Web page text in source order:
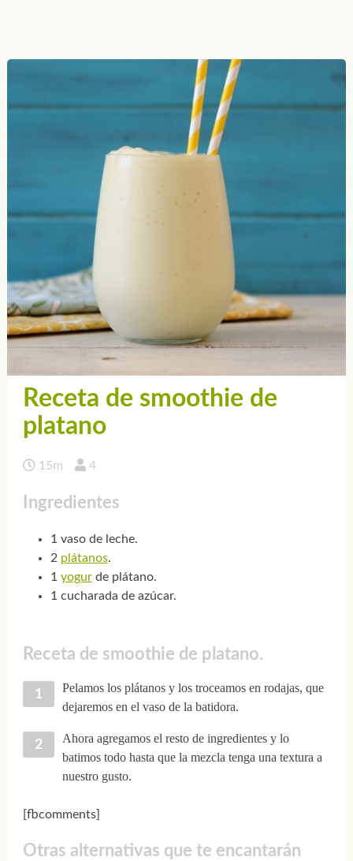
Receta de smoothie de
platano
15m 4
Ingredientes
1 vaso de leche.
2 plátanos.
1 yogurde plátano.
1 cucharada de azúcar.
Receta de smoothie de platano.
Pelamos los plátanos y los troceamos en rodajas, que
dejaremos en el vaso de la batidora.
Ahora agregamos el resto de ingredientes y lo
batimos todo hasta que la mezcla tenga una textura a
nuestro gusto.
[fbcomments]
Otras alternativas que te encantarán